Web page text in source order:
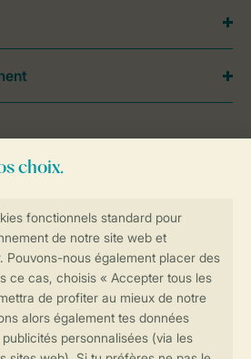
rapides et sécurisées
des données
Center.